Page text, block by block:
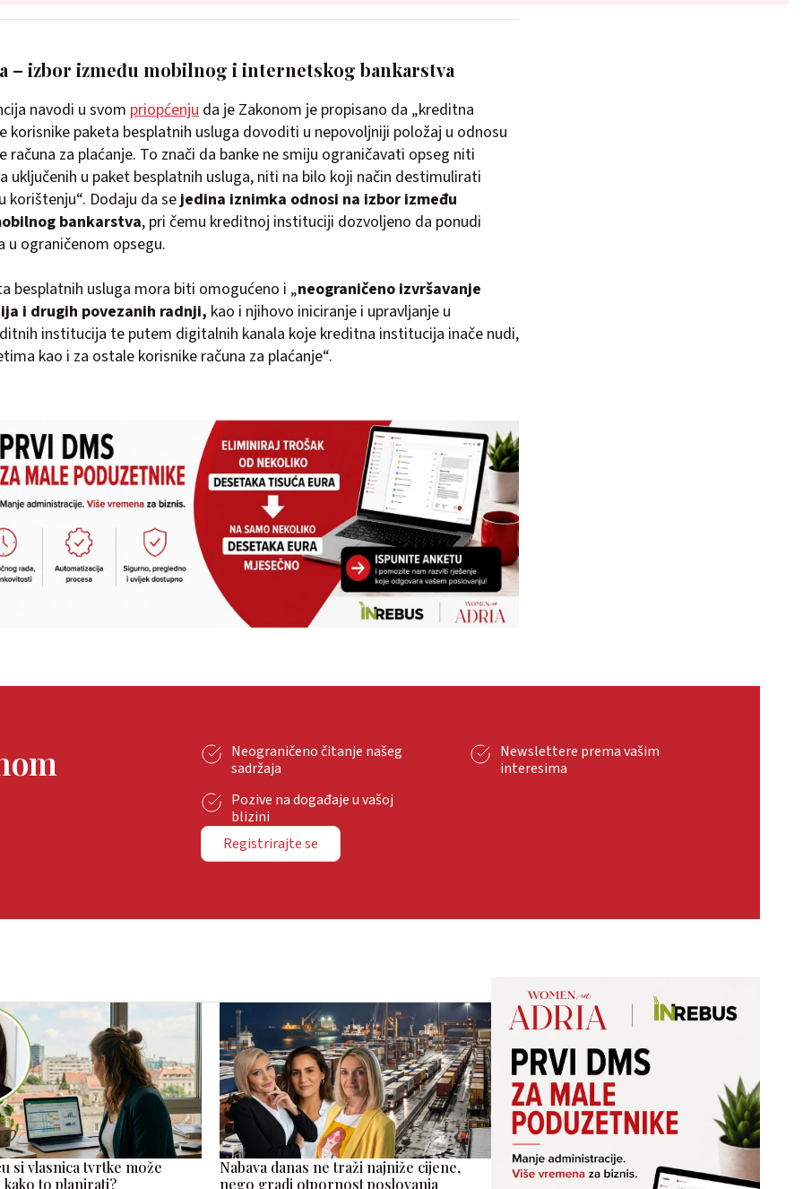
– izbor između mobilnog i internetskog bankarstva
navodi u svom priopćenju da je Zakonom je propisano da „kreditna
korisnike paketa besplatnih usluga dovoditi u nepovoljniji položaj u odnosu
računa za plaćanje. To znači da banke ne smiju ograničavati opseg niti
uključenih u paket besplatnih usluga, niti na bilo koji način destimulirati
korištenju“. Dodaju da sejedina iznimka odnosi na izbor između
bankarstva, pri čemu kreditnoj instituciji dozvoljeno da ponudi
u ograničenom opsegu.
besplatnih usluga mora biti omogućeno i „neograničeno izvršavanje
i drugih povezanih radnji, kao i njihovo iniciranje i upravljanje u
institucija te putem digitalnih kanala koje kreditna institucija inače nudi,
kao i za ostale korisnike računa za plaćanje“.
Neograničeno čitanje našeg
sadržaja
Newslettere prema vašim
interesima
Pozive na događaje u vašoj
blizini
Registrirajte se
si vlasnica tvrtke može
kako to planirati?
Nabava danas ne traži najniže cijene,
nego gradi otpornost poslovanja